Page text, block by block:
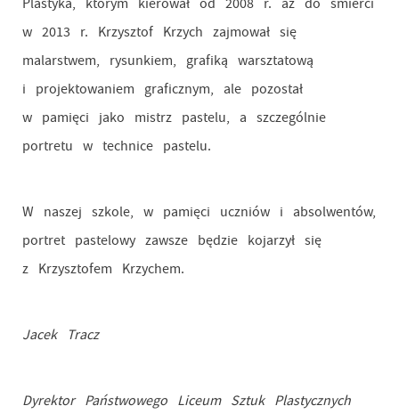
Plastyka, którym kierował od 2008 r. aż do śmierci
w 2013 r. Krzysztof Krzych zajmował się
malarstwem, rysunkiem, grafiką warsztatową
i projektowaniem graficznym, ale pozostał
w pamięci jako mistrz pastelu, a szczególnie
portretu w technice pastelu.
W naszej szkole, w pamięci uczniów i absolwentów,
portret pastelowy zawsze będzie kojarzył się
z Krzysztofem Krzychem.
Jacek Tracz
Dyrektor Państwowego Liceum Sztuk Plastycznych